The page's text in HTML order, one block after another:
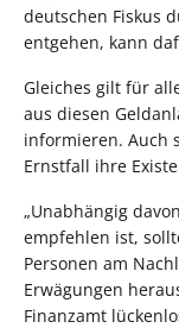
deutschen Fiskus
entgehen, kann
Gleiches gilt für
aus diesen
informieren. Auch
Ernstfall ihre
„Unabhängig
empfehlen ist,
Personen am
Erwägungen
Finanzamt